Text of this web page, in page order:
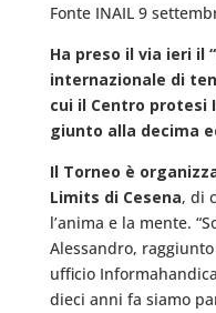
Fonte INAIL 9
Ha preso il via ieri il
internazionale di
cui il Centro protesi
giunto alla decima
Il Torneo è
Limits di Cesena, di
l’anima e la mente.
Alessandro,
ufficio
dieci anni fa siamo